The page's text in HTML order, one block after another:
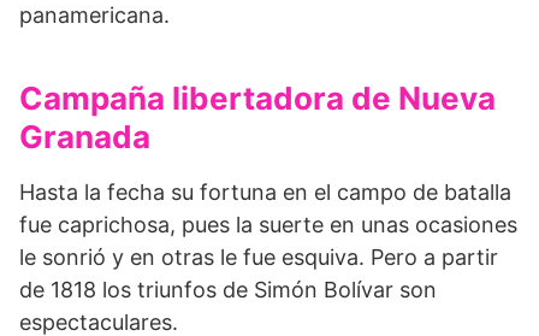
panamericana.
Campaña libertadora de Nueva
Granada
Hasta la fecha su fortuna en el campo de batalla
fue caprichosa, pues la suerte en unas ocasiones
le sonrió y en otras le fue esquiva. Pero a partir
de 1818 los triunfos de Simón Bolívar son
espectaculares.